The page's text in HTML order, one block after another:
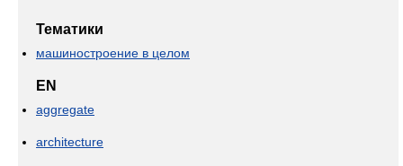
Тематики
машиностроение в целом
EN
aggregate
architecture